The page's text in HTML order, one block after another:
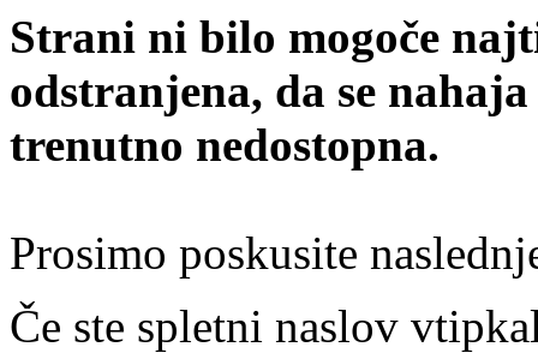
Strani ni bilo mogoče
odstranjena, da se
trenutno nedostopna.
Prosimo poskusite
Če ste spletni naslov